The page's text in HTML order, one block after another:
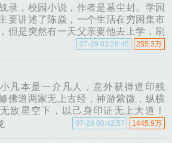
录，校园小说，作者是墓尘封。学园
要讲述了陈焱，一个生活在穷困集市
但是突然有一天父亲要他去上学，刷
对整个世界的价值观。这是一本可能
255.3万
07-29 03:26:45
凡本是一介凡人，意外获得道印残
佛道两家无上古经，神游紫微，纵横
敌星空下，以己身印证无上大道！
群，万龙巢392547615，欢迎亲们加
1445.9万
07-28 00:42:57